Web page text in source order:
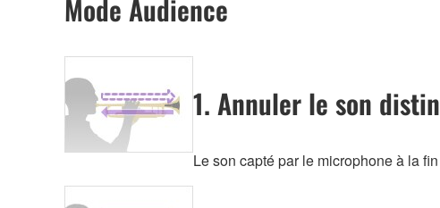
Mode Audience
1. Annuler le son
Le son capté par le microphone à la